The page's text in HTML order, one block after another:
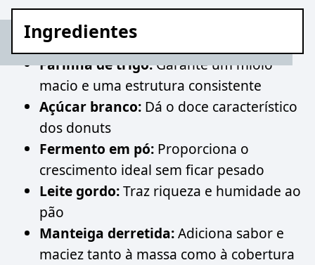
Ingredientes
Farinha de trigo:Garante um miolo
macio e uma estrutura consistente
Açúcar branco: Dá o doce característico
dos donuts
Fermento em pó: Proporciona o
crescimento ideal sem ficar pesado
Leite gordo:Traz riqueza e humidade ao
pão
Manteiga derretida:Adiciona sabor e
maciez tanto à massa como à cobertura